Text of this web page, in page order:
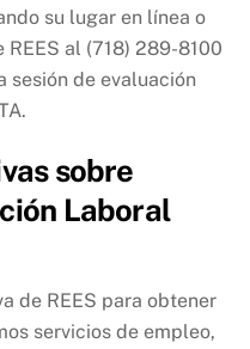
su lugar en línea o
al (718) 289-8100
sesión de evaluación
sobre
Laboral
de REES para obtener
servicios de empleo,